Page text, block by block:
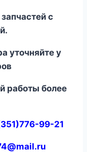
с
уточняйте у
работы более
99-21